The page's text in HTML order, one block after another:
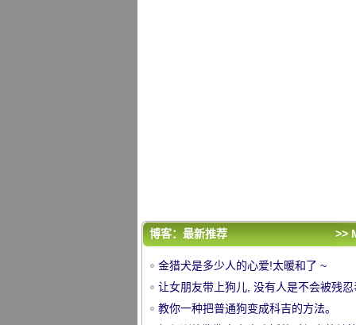
评论排行
博客：最新推荐 >>
金猎犬是多少人的心爱!太暖和了 ~
让女朋友带上狗儿, 没有人是不会被残忍
的。
教你一种把普通狗变成科吉的方法。